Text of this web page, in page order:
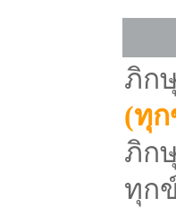
ภิก
(ทุ
ภิก
ทุก